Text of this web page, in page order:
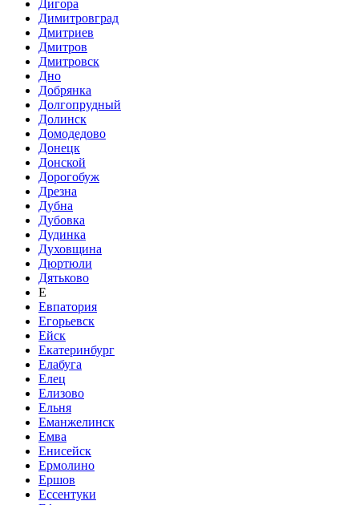
Дигора
Димитровград
Дмитриев
Дмитров
Дмитровск
Дно
Добрянка
Долгопрудный
Долинск
Домодедово
Донецк
Донской
Дорогобуж
Дрезна
Дубна
Дубовка
Дудинка
Духовщина
Дюртюли
Дятьково
Е
Евпатория
Егорьевск
Ейск
Екатеринбург
Елабуга
Елец
Елизово
Ельня
Еманжелинск
Емва
Енисейск
Ермолино
Ершов
Ессентуки